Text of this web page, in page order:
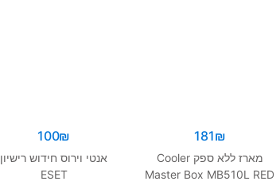
181₪
מארז ללא ספק Cooler
Master Box MB510L RED
100₪
אנטי וירוס חידוש רישיון
ESET